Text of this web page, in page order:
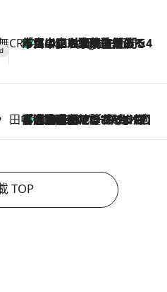
CREA'S CHOICE
8 Hours Ago
「立川にも歌舞伎があるんだよ」 片岡仁左衛門・市川中車ら豪華座組みで4年目の立川立飛歌舞伎へ
田中稲の勝手に再ブーム
2026.8.7
「湘南乃風に憧れて」観客大盛上がりの“タオル回し”に、ラッパー顔負けの高速歌唱まで…さだまさし（74）のアグレッシブすぎる現在地
TOP